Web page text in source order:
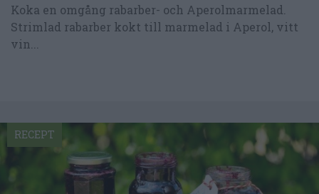
Koka en omgång rabarber- och Aperolmarmelad.
Strimlad rabarber kokt till marmelad i Aperol, vitt
vin...
RECEPT